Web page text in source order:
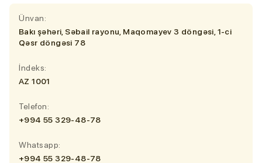
Ünvan:
Bakı şəhəri, Səbail rayonu, Maqomayev 3 döngəsi, 1-ci
Qəsr döngəsi 78
İndeks:
AZ 1001
Telefon:
+994 55 329-48-78
Whatsapp:
+994 55 329-48-78